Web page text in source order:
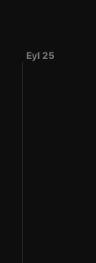
Eyl 25